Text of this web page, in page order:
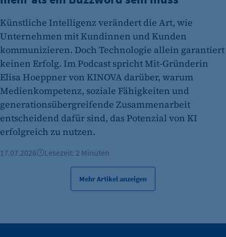
Künstliche Intelligenz verändert die Art, wie
Unternehmen mit Kundinnen und Kunden
kommunizieren. Doch Technologie allein garantiert
keinen Erfolg. Im Podcast spricht Mit-Gründerin
Elisa Hoeppner von KINOVA darüber, warum
Medienkompetenz, soziale Fähigkeiten und
generationsübergreifende Zusammenarbeit
entscheidend dafür sind, das Potenzial von KI
erfolgreich zu nutzen.
17.07.2026 Lesezeit: 2 Minuten
Mehr Artikel anzeigen